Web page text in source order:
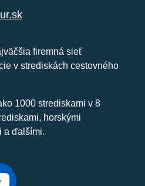
firemná sieť
v strediskách cestovného
1000 strediskami v 8
horskými
a ďalšími.